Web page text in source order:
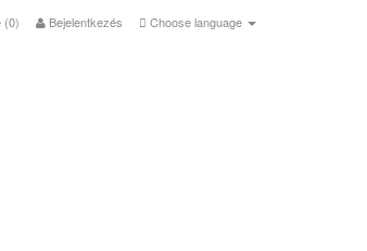
Choose language
Bejelentkezés
(0)